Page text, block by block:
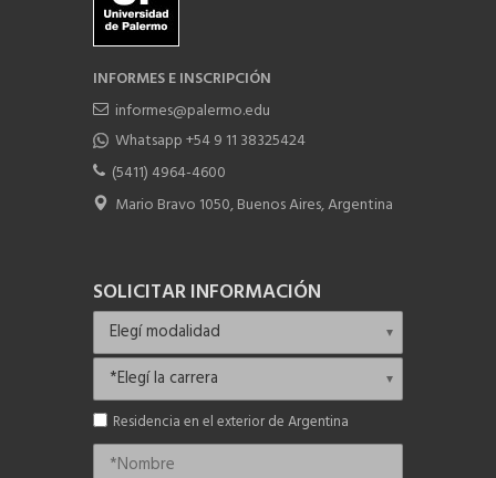
INFORMES E INSCRIPCIÓN
informes@palermo.edu
Whatsapp +54 9 11 38325424
(5411) 4964-4600
Mario Bravo 1050, Buenos Aires, Argentina
SOLICITAR INFORMACIÓN
Residencia en el exterior de Argentina